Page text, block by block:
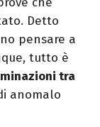
Detto
pensare a
tutto è
tra
anomalo